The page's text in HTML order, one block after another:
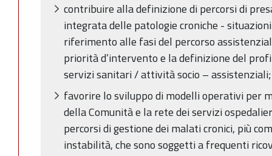
contribuire alla definizione di percorsi di
integrata delle patologie croniche -
riferimento alle fasi del percorso
priorità d’intervento e la definizione del
servizi sanitari / attività socio – assistenziali;
favorire lo sviluppo di modelli operativi per
della Comunità e la rete dei servizi
percorsi di gestione dei malati cronici, più
instabilità, che sono soggetti a frequenti